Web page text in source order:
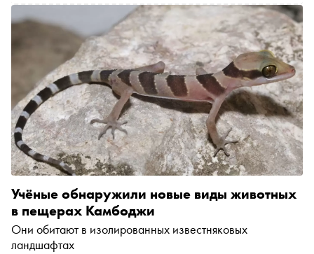
Учёные обнаружили новые виды животных
в пещерах Камбоджи
Они обитают в изолированных известняковых
ландшафтах